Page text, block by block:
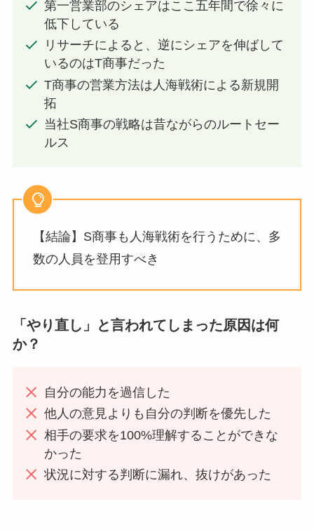
第一営業部のシェアはここ五年間で徐々に
低下している
リサーチによると、逆にシェアを伸ばして
いるのはT商事だった
T商事の営業方法は人海戦術による新規開
拓
当社S商事の戦略は昔ながらのルートセー
ルス
【結論】S商事も人海戦術を行うために、多
数の人員を登用すべき
「やり直し」と言われてしまった原因は何
か？
自分の能力を過信した
他人の意見よりも自分の判断を優先した
相手の要求を100%理解することができな
かった
状況に対する判断に漏れ、抜けがあった